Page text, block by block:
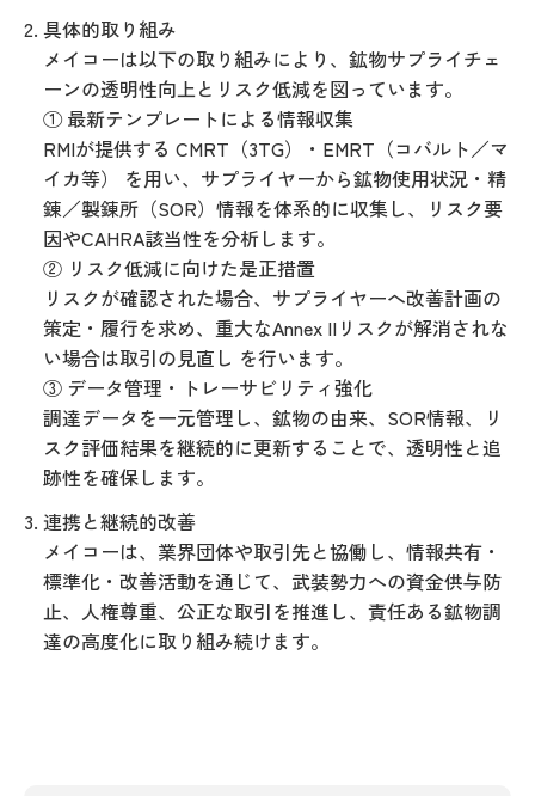
具体的取り組み
メイコーは以下の取り組みにより、鉱物サプライチェ
ーンの透明性向上とリスク低減を図っています。
① 最新テンプレートによる情報収集
RMIが提供する CMRT（3TG）・EMRT（コバルト／マ
イカ等） を用い、サプライヤーから鉱物使用状況・精
錬／製錬所（SOR）情報を体系的に収集し、リスク要
因やCAHRA該当性を分析します。
② リスク低減に向けた是正措置
リスクが確認された場合、サプライヤーへ改善計画の
策定・履行を求め、重大なAnnex IIリスクが解消されな
い場合は取引の見直し を行います。
③ データ管理・トレーサビリティ強化
調達データを一元管理し、鉱物の由来、SOR情報、リ
スク評価結果を継続的に更新することで、透明性と追
跡性を確保します。
連携と継続的改善
メイコーは、業界団体や取引先と協働し、情報共有・
標準化・改善活動を通じて、武装勢力への資金供与防
止、人権尊重、公正な取引を推進し、責任ある鉱物調
達の高度化に取り組み続けます。